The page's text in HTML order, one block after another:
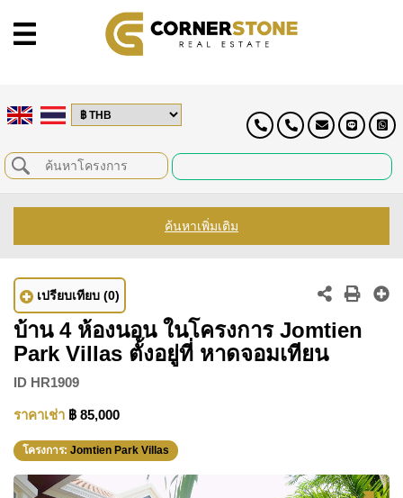
ค้นหาเพิ่มเติม
เปรียบเทียบ (0)
บ้าน 4 ห้องนอน ในโครงการ Jomtien
Park Villas ตั้งอยู่ที่ หาดจอมเทียน
ID HR1909
ราคาเช่า ฿ 85,000
โครงการ: Jomtien Park Villas